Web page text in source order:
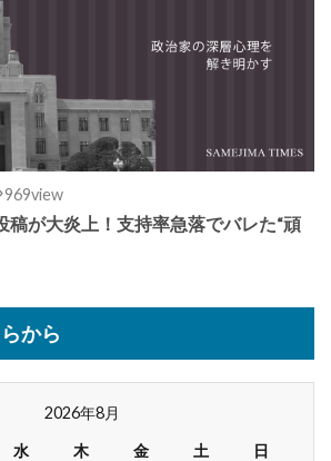
969view
稿が大炎上！支持率急落でバレた“頑
から
2026年8月
水 木 金 土 日